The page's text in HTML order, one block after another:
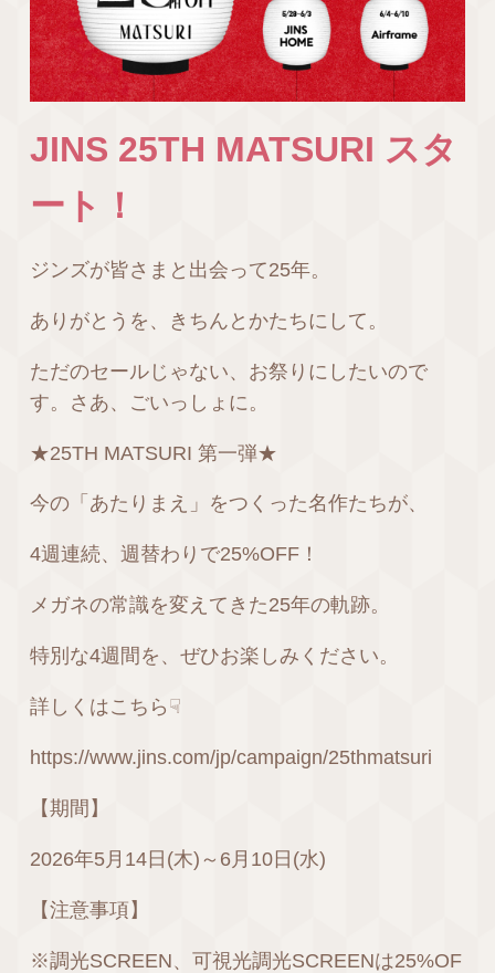
JINS 25TH MATSURI スタ
ート！
ジンズが皆さまと出会って25年。
ありがとうを、きちんとかたちにして。
ただのセールじゃない、お祭りにしたいので
す。さあ、ごいっしょに。
★25TH MATSURI 第一弾★
今の「あたりまえ」をつくった名作たちが、
4週連続、週替わりで25%OFF！
メガネの常識を変えてきた25年の軌跡。
特別な4週間を、ぜひお楽しみください。
詳しくはこちら☟
https://www.jins.com/jp/campaign/25thmatsuri
【期間】
2026年5月14日(木)～6月10日(水)
【注意事項】
※調光SCREEN、可視光調光SCREENは25%OF